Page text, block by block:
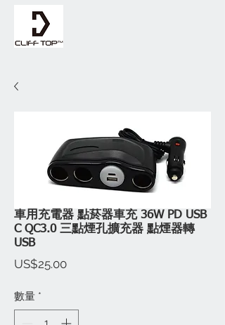
車用充電器 點菸器車充 36W PD USB
C QC3.0 三點煙孔擴充器 點煙器轉
USB
US$25.00價
數量 *